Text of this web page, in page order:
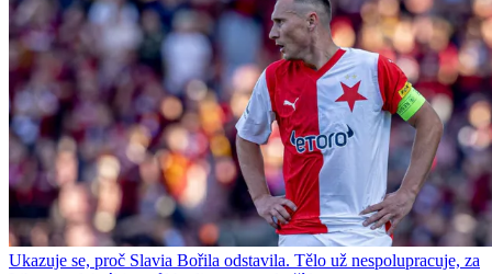
Ukazuje se, proč Slavia Bořila odstavila. Tělo už nespolupracuje, za